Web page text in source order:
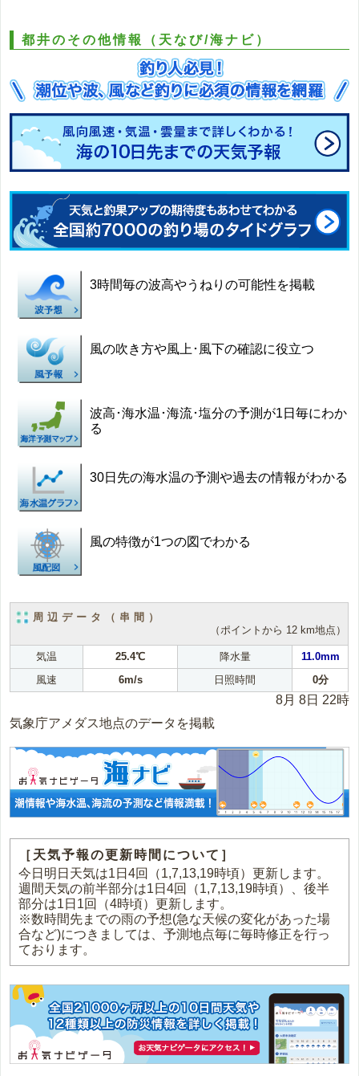
都井のその他情報（天なび/海ナビ）
3時間毎の波高やうねりの可能性を掲載
風の吹き方や風上･風下の確認に役立つ
波高･海水温･海流･塩分の予測が1日毎にわか
る
30日先の海水温の予測や過去の情報がわかる
風の特徴が1つの図でわかる
周辺データ（串間）
（ポイントから 12 km地点）
気温 25.4℃ 降水量
11.0mm
風速
6m/s 日照時間 0分
8月 8日 22時
気象庁アメダス地点のデータを掲載
［天気予報の更新時間について］
今日明日天気は1日4回（1,7,13,19時頃）更新します。
週間天気の前半部分は1日4回（1,7,13,19時頃）、後半
部分は1日1回（4時頃）更新します。
※数時間先までの雨の予想(急な天候の変化があった場
合など)につきましては、予測地点毎に毎時修正を行っ
ております。